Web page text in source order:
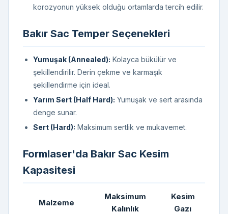
korozyonun yüksek olduğu ortamlarda tercih edilir.
Bakır Sac Temper Seçenekleri
Yumuşak (Annealed): Kolayca bükülür ve
şekillendirilir. Derin çekme ve karmaşık
şekillendirme için ideal.
Yarım Sert (Half Hard): Yumuşak ve sert arasında
denge sunar.
Sert (Hard): Maksimum sertlik ve mukavemet.
Formlaser'da Bakır Sac Kesim
Kapasitesi
Malzeme
Maksimum
Kalınlık
Kesim
Gazı